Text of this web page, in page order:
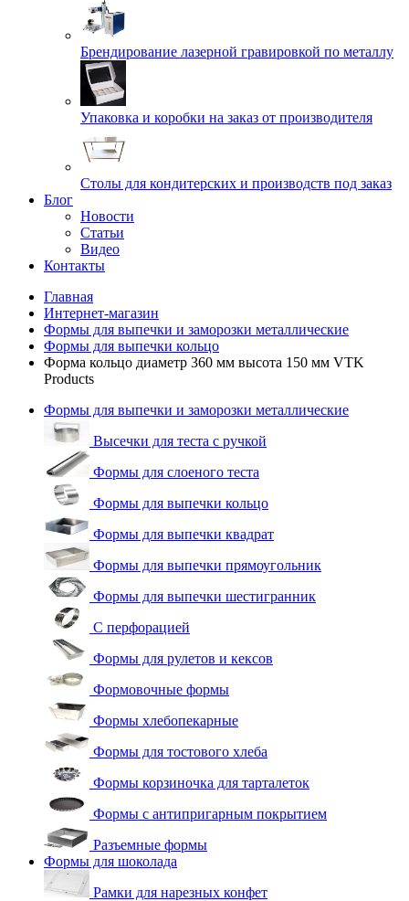
Брендирование лазерной гравировкой по металлу
Упаковка и коробки на заказ от производителя
Cтолы для кондитерских и производств под заказ
Блог
Новости
Статьи
Видео
Контакты
Главная
Интернет-магазин
Формы для выпечки и заморозки металлические
Формы для выпечки кольцо
Форма кольцо диаметр 360 мм высота 150 мм VTK
Products
Формы для выпечки и заморозки металлические
Высечки для теста с ручкой
Формы для слоеного теста
Формы для выпечки кольцо
Формы для выпечки квадрат
Формы для выпечки прямоугольник
Формы для выпечки шестигранник
С перфорацией
Формы для рулетов и кексов
Формовочные формы
Формы хлебопекарные
Формы для тостового хлеба
Формы корзиночка для тарталеток
Формы с антипригарным покрытием
Разъемные формы
Формы для шоколада
Рамки для нарезных конфет